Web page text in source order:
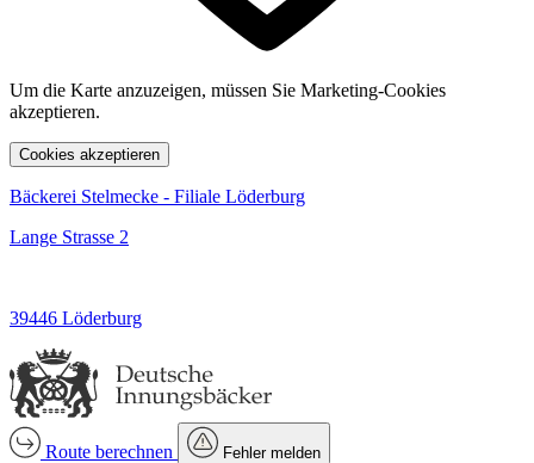
Um die Karte anzuzeigen, müssen Sie Marketing-Cookies
akzeptieren.
Cookies akzeptieren
Bäckerei Stelmecke - Filiale Löderburg
Lange Strasse 2
39446 Löderburg
Route berechnen Fehler melden